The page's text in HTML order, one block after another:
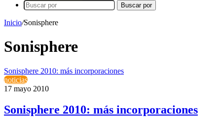
Buscar por
Inicio/Sonisphere
Sonisphere
Sonisphere 2010: más incorporaciones
noticias
17 mayo 2010
Sonisphere 2010: más incorporaciones